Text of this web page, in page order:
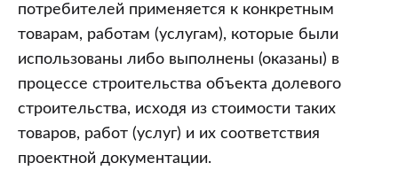
потребителей применяется к конкретным
товарам, работам (услугам), которые были
использованы либо выполнены (оказаны) в
процессе строительства объекта долевого
строительства, исходя из стоимости таких
товаров, работ (услуг) и их соответствия
проектной документации.